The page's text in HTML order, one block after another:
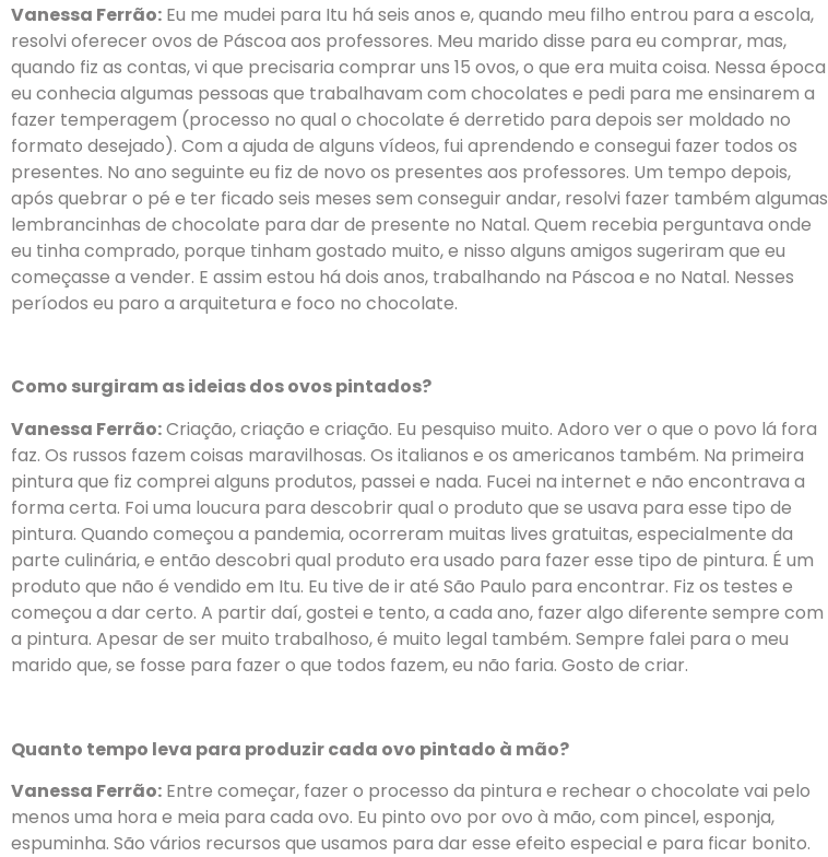
Vanessa Ferrão: Eu me mudei para Itu há seis anos e, quando meu filho entrou para a escola,
resolvi oferecer ovos de Páscoa aos professores. Meu marido disse para eu comprar, mas,
quando fiz as contas, vi que precisaria comprar uns 15 ovos, o que era muita coisa. Nessa época
eu conhecia algumas pessoas que trabalhavam com chocolates e pedi para me ensinarem a
fazer temperagem (processo no qual o chocolate é derretido para depois ser moldado no
formato desejado). Com a ajuda de alguns vídeos, fui aprendendo e consegui fazer todos os
presentes. No ano seguinte eu fiz de novo os presentes aos professores. Um tempo depois,
após quebrar o pé e ter ficado seis meses sem conseguir andar, resolvi fazer também algumas
lembrancinhas de chocolate para dar de presente no Natal. Quem recebia perguntava onde
eu tinha comprado, porque tinham gostado muito, e nisso alguns amigos sugeriram que eu
começasse a vender. E assim estou há dois anos, trabalhando na Páscoa e no Natal. Nesses
períodos eu paro a arquitetura e foco no chocolate.
Como surgiram as ideias dos ovos pintados?
Vanessa Ferrão:Criação, criação e criação. Eu pesquiso muito. Adoro ver o que o povo lá fora
faz. Os russos fazem coisas maravilhosas. Os italianos e os americanos também. Na primeira
pintura que fiz comprei alguns produtos, passei e nada. Fucei na internet e não encontrava a
forma certa. Foi uma loucura para descobrir qual o produto que se usava para esse tipo de
pintura. Quando começou a pandemia, ocorreram muitas lives gratuitas, especialmente da
parte culinária, e então descobri qual produto era usado para fazer esse tipo de pintura. É um
produto que não é vendido em Itu. Eu tive de ir até São Paulo para encontrar. Fiz os testes e
começou a dar certo. A partir daí, gostei e tento, a cada ano, fazer algo diferente sempre com
a pintura. Apesar de ser muito trabalhoso, é muito legal também. Sempre falei para o meu
marido que, se fosse para fazer o que todos fazem, eu não faria. Gosto de criar.
Quanto tempo leva para produzir cada ovo pintado à mão?
Vanessa Ferrão: Entre começar, fazer o processo da pintura e rechear o chocolate vai pelo
menos uma hora e meia para cada ovo. Eu pinto ovo por ovo à mão, com pincel, esponja,
espuminha. São vários recursos que usamos para dar esse efeito especial e para ficar bonito.